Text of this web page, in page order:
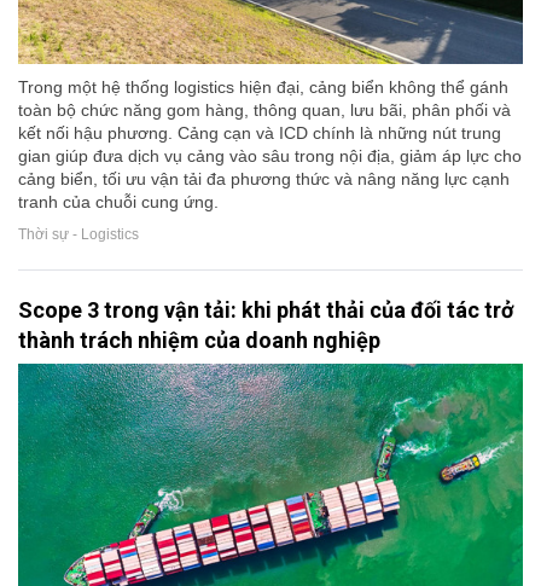
Trong một hệ thống logistics hiện đại, cảng biển không thể gánh
toàn bộ chức năng gom hàng, thông quan, lưu bãi, phân phối và
kết nối hậu phương. Cảng cạn và ICD chính là những nút trung
gian giúp đưa dịch vụ cảng vào sâu trong nội địa, giảm áp lực cho
cảng biển, tối ưu vận tải đa phương thức và nâng năng lực cạnh
tranh của chuỗi cung ứng.
Thời sự - Logistics
Scope 3 trong vận tải: khi phát thải của đối tác trở
thành trách nhiệm của doanh nghiệp